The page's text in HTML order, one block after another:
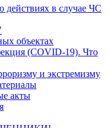
действиях в случае ЧС
объектах
(COVID-19). Что
и экстремизму
акты